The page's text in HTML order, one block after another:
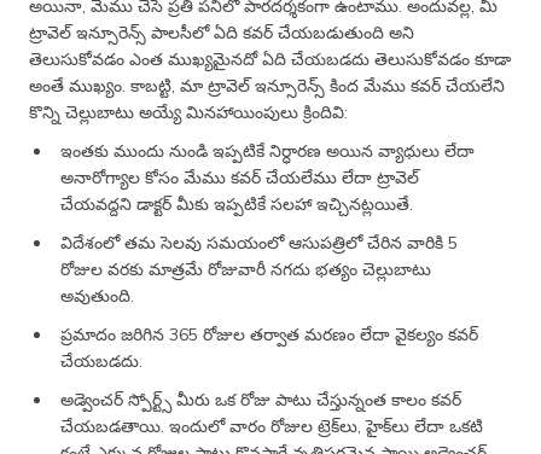
అయినా, మేము చేసే ప్రతి పనిలో పారదర్శకంగా ఉంటాము. అందువల్ల, మీ
ట్రావెల్ ఇన్సూరెన్స్ పాలసీలో ఏది కవర్ చేయబడుతుంది అని
తెలుసుకోవడం ఎంత ముఖ్యమైనదో ఏది చేయబడదు తెలుసుకోవడం కూడా
అంతే ముఖ్యం. కాబట్టి, మా ట్రావెల్ ఇన్సూరెన్స్ కింద మేము కవర్ చేయలేని
కొన్ని చెల్లుబాటు అయ్యే మినహాయింపులు క్రిందివి:
ఇంతకు ముందు నుండి ఇప్పటికే నిర్ధారణ అయిన వ్యాధులు లేదా
అనారోగ్యాల కోసం మేము కవర్ చేయలేము లేదా ట్రావెల్
చేయవద్దని డాక్టర్ మీకు ఇప్పటికే సలహా ఇచ్చినట్లయితే.
విదేశంలో తమ సెలవు సమయంలో ఆసుపత్రిలో చేరిన వారికి 5
రోజుల వరకు మాత్రమే రోజువారీ నగదు భత్యం చెల్లుబాటు
అవుతుంది.
ప్రమాదం జరిగిన 365 రోజుల తర్వాత మరణం లేదా వైకల్యం కవర్
చేయబడదు.
అడ్వెంచర్ స్పోర్ట్స్ మీరు ఒక రోజు పాటు చేస్తున్నంత కాలం కవర్
చేయబడతాయి. ఇందులో వారం రోజుల ట్రెక్‌లు, హైక్‌లు లేదా ఒకటి